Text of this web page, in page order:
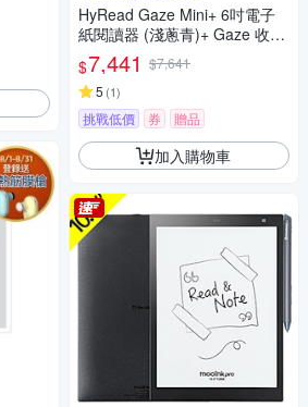
HyRead Gaze Mini+ 6吋電子
紙閱讀器 (淺蔥青)+ Gaze 收納
保護套 (組合)
$7,441 $7,641
5 (1)
挑戰低價 券 贈品
加入購物車